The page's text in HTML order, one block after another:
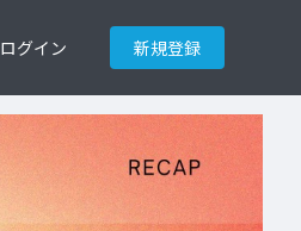
ログイン 新規登録